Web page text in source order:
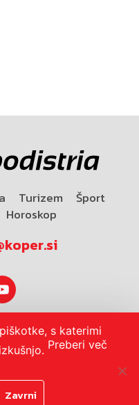
Turizem
Šport
Horoskop
s katerimi
Preberi več
Zavrni